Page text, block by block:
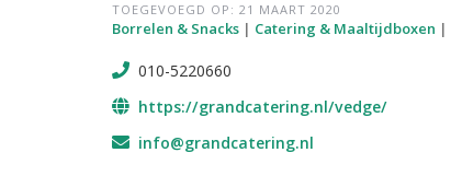
TOEGEVOEGD OP: 21 MAART 2020
Borrelen & Snacks | Catering & Maaltijdboxen |
010-5220660
https://grandcatering.nl/vedge/
info@grandcatering.nl